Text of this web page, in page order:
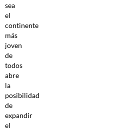
sea
el
continente
más
joven
de
todos
abre
la
posibilidad
de
expandir
el